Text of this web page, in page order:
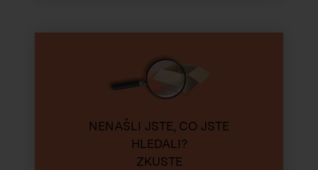
NENAŠLI JSTE, CO JSTE
HLEDALI?
ZKUSTE